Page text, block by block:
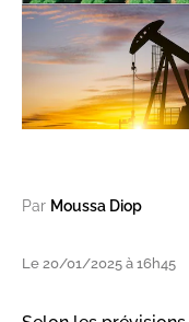
Par Moussa Diop
Le 20/01/2025 à 16h45